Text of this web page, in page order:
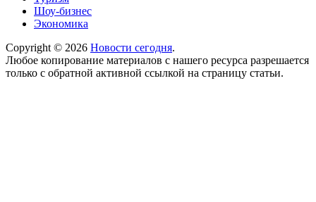
Шоу-бизнес
Экономика
Copyright © 2026 Новости сегодня.
Любое копирование материалов с нашего ресурса разрешается
только с обратной активной ссылкой на страницу статьи.